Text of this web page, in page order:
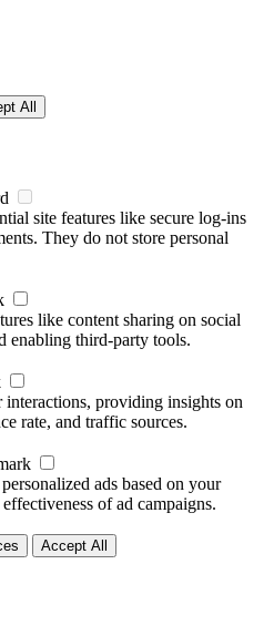
All
site features like secure log-ins
They do not store personal
like content sharing on social
enabling third-party tools.
providing insights on
rate, and traffic sources.
ads based on your
of ad campaigns.
Accept All